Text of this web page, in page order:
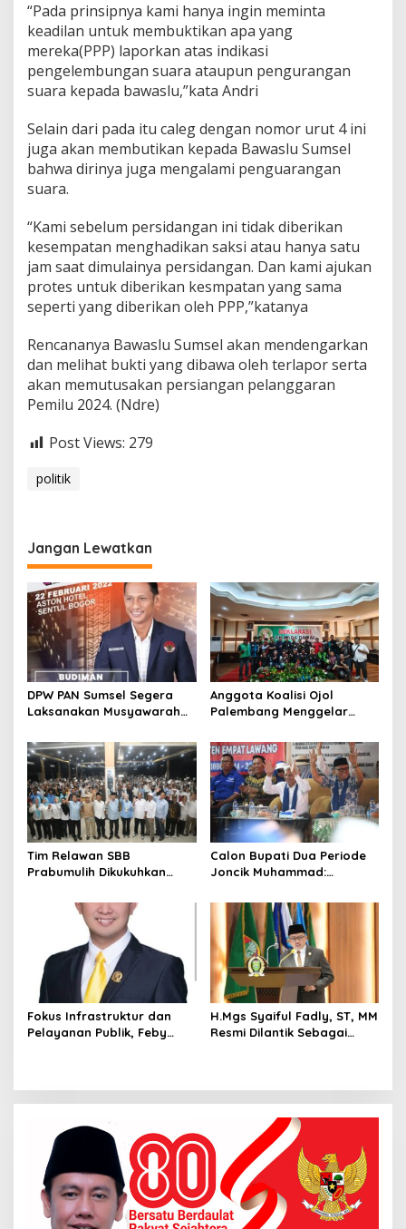
n
P
e
n
g
g
e
m
b
g
a
n
S
u
a
a
Y
a
n
g
i
a
n
P
P
P
k
e
B
a
w
a
l
u
S
u
m
s
l
.
“Pada prinsipnya kami hanya ingin meminta
keadilan untuk membuktikan apa yang
mereka(PPP) laporkan atas indikasi
pengelembungan suara ataupun pengurangan
suara kepada bawaslu,”kata Andri
Selain dari pada itu caleg dengan nomor urut 4 ini
juga akan membutikan kepada Bawaslu Sumsel
bahwa dirinya juga mengalami penguarangan
suara.
“Kami sebelum persidangan ini tidak diberikan
kesempatan menghadikan saksi atau hanya satu
jam saat dimulainya persidangan. Dan kami ajukan
protes untuk diberikan kesmpatan yang sama
seperti yang diberikan oleh PPP,”katanya
Rencananya Bawaslu Sumsel akan mendengarkan
dan melihat bukti yang dibawa oleh terlapor serta
akan memutusakan persiangan pelanggaran
Pemilu 2024. (Ndre)
Post Views: 279
politik
Jangan Lewatkan
DPW PAN Sumsel Segera
Laksanakan Musyawarah
Anggota Koalisi Ojol
Palembang Menggelar
2024
Tim Relawan SBB
Prabumulih Dikukuhkan
Mawardi Yahya
Calon Bupati Dua Periode
Joncik Muhammad:
Matahati di Empat Lawang
Capai 70 Persen
Fokus Infrastruktur dan
Pelayanan Publik, Feby
H.Mgs Syaiful Fadly, ST, MM
Resmi Dilantik Sebagai